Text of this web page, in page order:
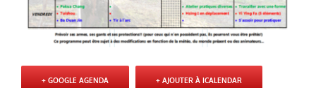
+ GOOGLE AGENDA + AJOUTER À ICALENDAR